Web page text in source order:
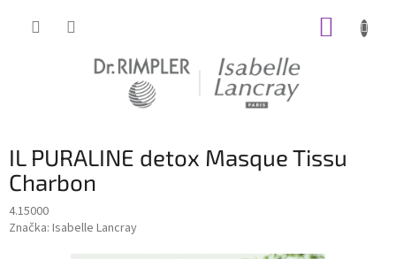
IL PURALINE detox Masque Tissu
Charbon
4.15000
Značka: Isabelle Lancray